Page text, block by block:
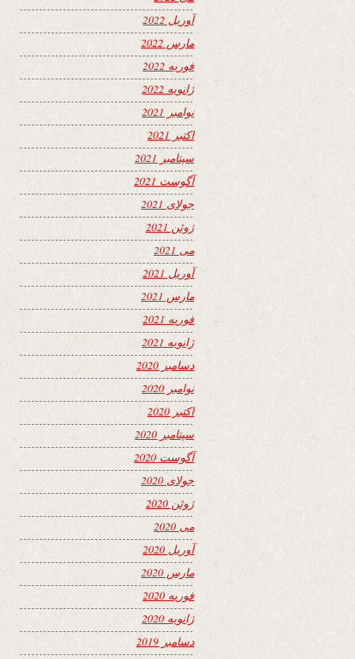
آوریل 2022
مارس 2022
فوریه 2022
ژانویه 2022
نوامبر 2021
اکتبر 2021
سپتامبر 2021
آگوست 2021
جولای 2021
ژوئن 2021
می 2021
آوریل 2021
مارس 2021
فوریه 2021
ژانویه 2021
دسامبر 2020
نوامبر 2020
اکتبر 2020
سپتامبر 2020
آگوست 2020
جولای 2020
ژوئن 2020
می 2020
آوریل 2020
مارس 2020
فوریه 2020
ژانویه 2020
دسامبر 2019